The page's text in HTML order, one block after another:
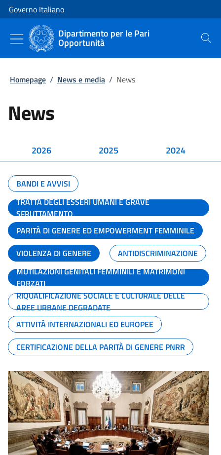
Vai al contenuto
Vai alla navigazione del sito
Governo Italiano
Dipartimento per le Pari
Opportunità Cerca
Homepage / News e media / News
News
2026 2025 2024
BANDI E AVVISI
TRATTA DEGLI ESSERI UMANI E GRAVE
SFRUTTAMENTO
PARITÀ DI GENERE ED EMPOWERMENT FEMMINILE
VIOLENZA DI GENERE
ANTIDISCRIMINAZIONE
MUTILAZIONI GENITALI FEMMINILI E MATRIMONI
FORZATI
RIQUALIFICAZIONE SOCIALE E CULTURALE DELLE
AREE URBANE DEGRADATE
ATTIVITÀ INTERNAZIONALI ED EUROPEE
CERTIFICAZIONE DELLA PARITÀ DI GENERE PNRR